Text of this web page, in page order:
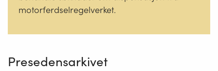
motorferdselregelverket.
Presedensarkivet